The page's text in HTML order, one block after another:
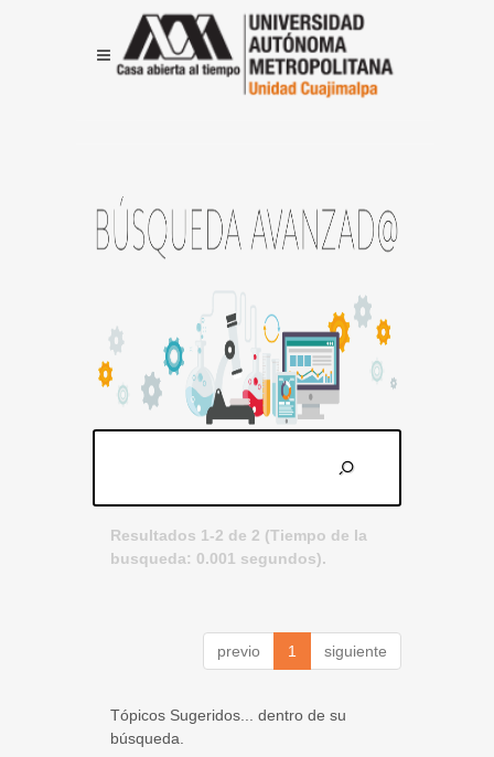
Resultados 1-2 de 2 (Tiempo de la
busqueda: 0.001 segundos).
previo 1 siguiente
Tópicos Sugeridos... dentro de su
búsqueda.